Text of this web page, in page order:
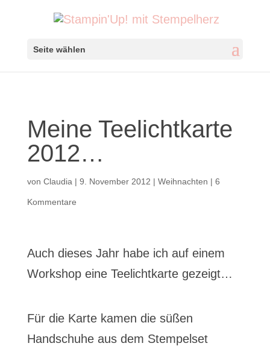
Seite wählen
Meine Teelichtkarte
2012…
von Claudia | 9. November 2012 | Weihnachten | 6
Kommentare
Auch dieses Jahr habe ich auf einem
Workshop eine Teelichtkarte gezeigt…
Für die Karte kamen die süßen
Handschuhe aus dem Stempelset